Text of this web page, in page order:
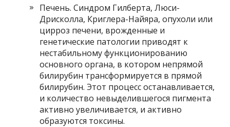
Печень. Синдром Гилберта, Люси-
Дрисколла, Криглера-Найяра, опухоли или
цирроз печени, врожденные и
генетические патологии приводят к
нестабильному функционированию
основного органа, в котором непрямой
билирубин трансформируется в прямой
билирубин. Этот процесс останавливается,
и количество невыделившегося пигмента
активно увеличивается, и активно
образуются токсины.